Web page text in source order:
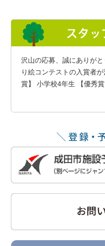
沢山の応募、誠にありが
り絵コンテストの入賞者
賞】 小学校4年生 【優秀